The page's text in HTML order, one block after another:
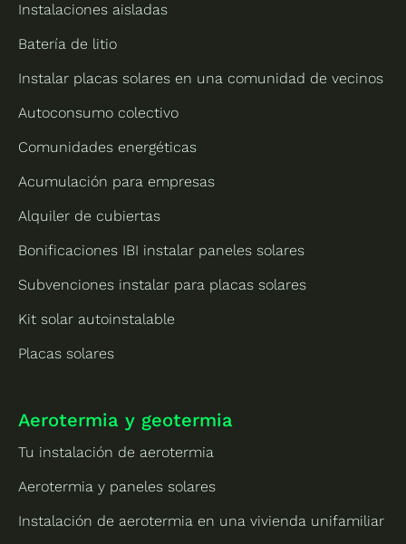
Instalaciones aisladas
Batería de litio
Instalar placas solares en una comunidad de vecinos
Autoconsumo colectivo
Comunidades energéticas
Acumulación para empresas
Alquiler de cubiertas
Bonificaciones IBI instalar paneles solares
Subvenciones instalar para placas solares
Kit solar autoinstalable
Placas solares
Aerotermia y geotermia
Tu instalación de aerotermia
Aerotermia y paneles solares
Instalación de aerotermia en una vivienda unifamiliar